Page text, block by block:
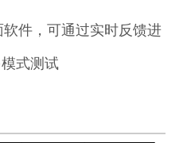
件，可通过实时反馈进
式测试